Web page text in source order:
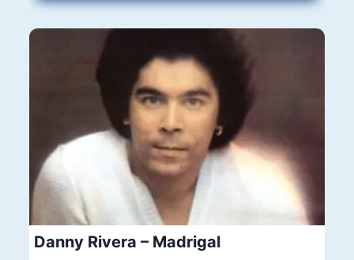
Danny Rivera – Madrigal